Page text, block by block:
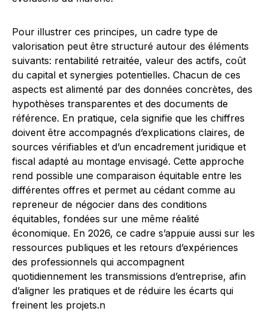
Pour illustrer ces principes, un cadre type de
valorisation peut être structuré autour des éléments
suivants: rentabilité retraitée, valeur des actifs, coût
du capital et synergies potentielles. Chacun de ces
aspects est alimenté par des données concrètes, des
hypothèses transparentes et des documents de
référence. En pratique, cela signifie que les chiffres
doivent être accompagnés d’explications claires, de
sources vérifiables et d’un encadrement juridique et
fiscal adapté au montage envisagé. Cette approche
rend possible une comparaison équitable entre les
différentes offres et permet au cédant comme au
repreneur de négocier dans des conditions
équitables, fondées sur une même réalité
économique. En 2026, ce cadre s’appuie aussi sur les
ressources publiques et les retours d’expériences
des professionnels qui accompagnent
quotidiennement les transmissions d’entreprise, afin
d’aligner les pratiques et de réduire les écarts qui
freinent les projets.n